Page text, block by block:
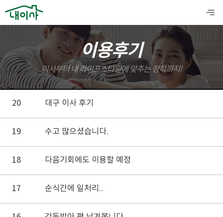
이용후기
이사부터 내 라이프스타일에 맞추는 정착까지!
20 대구 이사 후기
19 수고 많으셨습니다.
18 다음기회에도 이용할 예정
17 순식간에 일처리..